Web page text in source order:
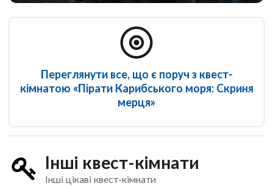
Переглянути все, що є поруч з квест-
кімнатою «Пірати Карибського моря: Скриня
мерця»
Інші квест-кімнати
Інші цікаві квест-кімнати